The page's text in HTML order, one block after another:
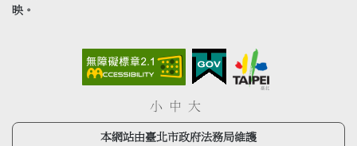
映。
小 中 大
本網站由臺北市政府法務局維護